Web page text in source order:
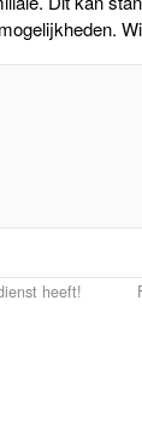
heeft!